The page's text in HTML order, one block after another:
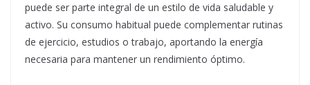
puede ser parte integral de un estilo de vida saludable y
activo. Su consumo habitual puede complementar rutinas
de ejercicio, estudios o trabajo, aportando la energía
necesaria para mantener un rendimiento óptimo.